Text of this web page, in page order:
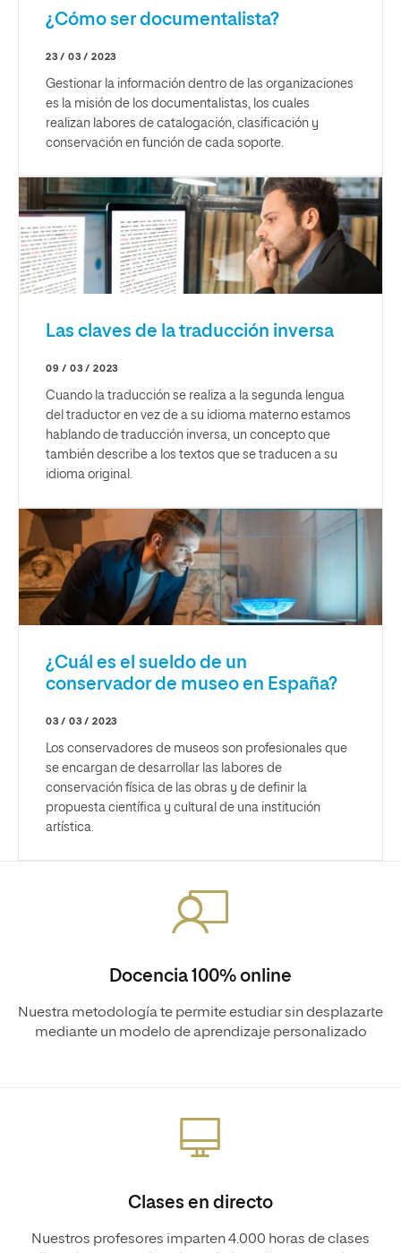
¿Cómo ser documentalista?
23 / 03 / 2023
Gestionar la información dentro de las organizaciones
es la misión de los documentalistas, los cuales
realizan labores de catalogación, clasificación y
conservación en función de cada soporte.
Las claves de la traducción inversa
09 / 03 / 2023
Cuando la traducción se realiza a la segunda lengua
del traductor en vez de a su idioma materno estamos
hablando de traducción inversa, un concepto que
también describe a los textos que se traducen a su
idioma original.
¿Cuál es el sueldo de un
conservador de museo en España?
03 / 03 / 2023
Los conservadores de museos son profesionales que
se encargan de desarrollar las labores de
conservación física de las obras y de definir la
propuesta científica y cultural de una institución
artística.
Docencia 100% online
Nuestra metodología te permite estudiar sin desplazarte
mediante un modelo de aprendizaje personalizado
Clases en directo
Nuestros profesores imparten 4.000 horas de clases